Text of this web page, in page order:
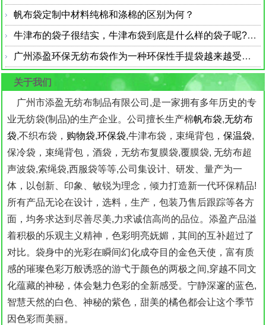
帆布袋定制中材料纯棉和涤棉的区别为何？
牛津布的袋子很结实，牛津布袋到底是什么样的袋子呢?为什么叫牛津布袋 ？
广州添盈环保无纺布袋作为一种环保性手提袋越来越受到大众的喜爱
关于我们
广州市添盈无纺布制品有限公司,是一家拥有多年历史的专
业无纺袋(制品)的生产企业。公司擅长生产棉帆布袋,无纺布
袋,不织布袋， 购物袋,环保袋,牛津布袋，束绳背包，保温袋,
保冷袋，束绳背包，酒袋，无纺布复膜袋,覆膜袋, 无纺布超
声波袋,索绳袋,西服袋等等,公司集设计、研发、量产为一
体，以创新、印象、敏锐为理念，倾力打造新一代环保精品!
所有产品无论在设计，选料，生产，包装乃售后跟踪等各方
面，均务求达到尽善尽美,力求诚信高尚的品位。添盈产品溢
着积极的乐观主义精神，色彩明亮妩媚，其间的互补超过了
对比。袋身中的光彩在瞬间幻化成夺目的金色天使，富有质
感的璀璨色彩万般诱惑的游弋于颜色的两极之间,穿越不同文
化蕴藏的神秘，体会魅力色彩的全新感受。宁静深邃的蓝色,
智慧天然的白色、神秘的紫色，甜美的橘色都会让这个季节
因色彩而美丽。